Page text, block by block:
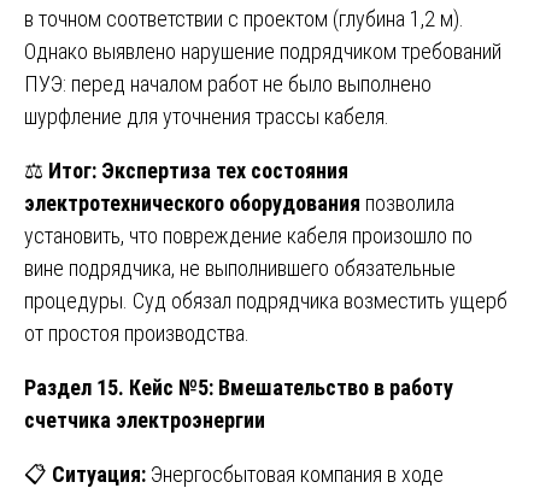
в точном соответствии с проектом (глубина 1,2 м).
Однако выявлено нарушение подрядчиком требований
ПУЭ: перед началом работ не было выполнено
шурфление для уточнения трассы кабеля.
⚖️ Итог: Экспертиза тех состояния
электротехнического оборудования позволила
установить, что повреждение кабеля произошло по
вине подрядчика, не выполнившего обязательные
процедуры. Суд обязал подрядчика возместить ущерб
от простоя производства.
Раздел 15. Кейс №5: Вмешательство в работу
счетчика электроэнергии
📋 Ситуация: Энергосбытовая компания в ходе